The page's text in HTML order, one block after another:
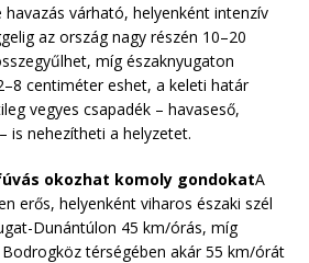
várható, helyenként intenzív
az ország nagy részén 10–20
míg északnyugaton
centiméter eshet, a keleti határ
vegyes csapadék – havaseső,
is nehezítheti a helyzetet.
okozhat komoly gondokatA
erős, helyenként viharos északi szél
Dunántúlon 45 km/órás, míg
térségében akár 55 km/órát